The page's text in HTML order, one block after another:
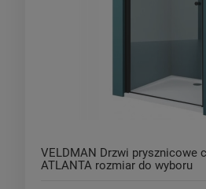
VELDMAN Drzwi prysznicowe
ATLANTA rozmiar do wyboru